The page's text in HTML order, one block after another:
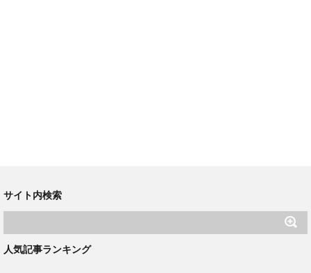
サイト内検索
人気記事ランキング